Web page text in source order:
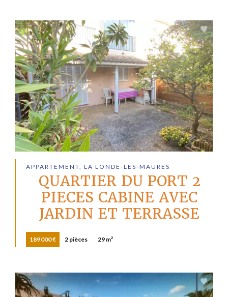
APPARTEMENT, LA LONDE-LES-MAURES
QUARTIER DU PORT 2
PIECES CABINE AVEC
JARDIN ET TERRASSE
189 000 € 2 pièces 29 m²